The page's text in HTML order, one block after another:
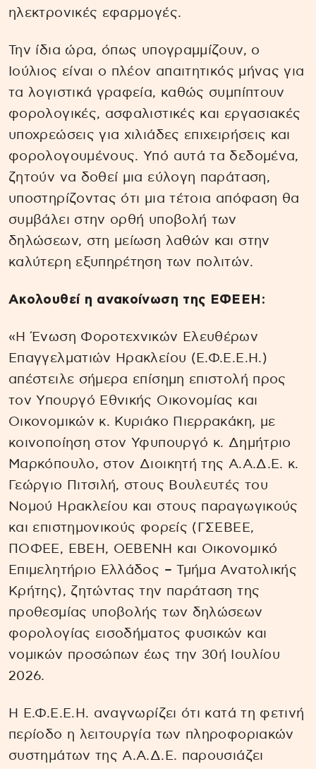
ηλεκτρονικές εφαρμογές.
Την ίδια ώρα, όπως υπογραμμίζουν, ο
Ιούλιος είναι ο πλέον απαιτητικός μήνας για
τα λογιστικά γραφεία, καθώς συμπίπτουν
φορολογικές, ασφαλιστικές και εργασιακές
υποχρεώσεις για χιλιάδες επιχειρήσεις και
φορολογουμένους. Υπό αυτά τα δεδομένα,
ζητούν να δοθεί μια εύλογη παράταση,
υποστηρίζοντας ότι μια τέτοια απόφαση θα
συμβάλει στην ορθή υποβολή των
δηλώσεων, στη μείωση λαθών και στην
καλύτερη εξυπηρέτηση των πολιτών.
Ακολουθεί η ανακοίνωση της ΕΦΕΕΗ:
«Η Ένωση Φοροτεχνικών Ελευθέρων
Επαγγελματιών Ηρακλείου (Ε.Φ.Ε.Ε.Η.)
απέστειλε σήμερα επίσημη επιστολή προς
τον Υπουργό Εθνικής Οικονομίας και
Οικονομικών κ. Κυριάκο Πιερρακάκη, με
κοινοποίηση στον Υφυπουργό κ. Δημήτριο
Μαρκόπουλο, στον Διοικητή της Α.Α.Δ.Ε. κ.
Γεώργιο Πιτσιλή, στους Βουλευτές του
Νομού Ηρακλείου και στους παραγωγικούς
και επιστημονικούς φορείς (ΓΣΕΒΕΕ,
ΠΟΦΕΕ, ΕΒΕΗ, ΟΕΒΕΝΗ και Οικονομικό
Επιμελητήριο Ελλάδος – Τμήμα Ανατολικής
Κρήτης), ζητώντας την παράταση της
προθεσμίας υποβολής των δηλώσεων
φορολογίας εισοδήματος φυσικών και
νομικών προσώπων έως την 30ή Ιουλίου
2026.
Η Ε.Φ.Ε.Ε.Η. αναγνωρίζει ότι κατά τη φετινή
περίοδο η λειτουργία των πληροφοριακών
συστημάτων της Α.Α.Δ.Ε. παρουσιάζει